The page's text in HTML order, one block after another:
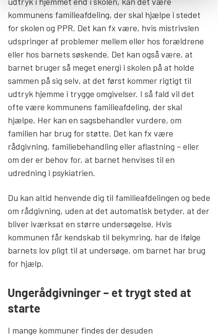
kommunens familieafdeling, der skal hjælpe i stedet
for skolen og PPR. Det kan fx være, hvis mistrivslen
udspringer af problemer mellem eller hos forældrene
eller hos barnets søskende. Det kan også være, at
barnet bruger så meget energi i skolen på at holde
sammen på sig selv, at det først kommer rigtigt til
udtryk hjemme i trygge omgivelser. I så fald vil det
ofte være kommunens familieafdeling, der skal
hjælpe. Her kan en sagsbehandler vurdere, om
familien har brug for støtte. Det kan fx være
rådgivning, familiebehandling eller aflastning – eller
om der er behov for, at barnet henvises til en
udredning i psykiatrien.
Du kan altid henvende dig til familieafdelingen og bede
om rådgivning, uden at det automatisk betyder, at der
bliver iværksat en større undersøgelse. Hvis
kommunen får kendskab til bekymring, har de ifølge
barnets lov pligt til at undersøge, om barnet har brug
for hjælp.
Ungerådgivninger – et trygt sted at
starte
I mange kommuner findes der desuden